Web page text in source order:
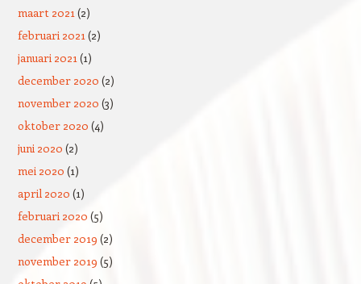
maart 2021(2)
februari 2021(2)
januari 2021(1)
december 2020 (2)
november 2020 (3)
oktober 2020 (4)
juni 2020 (2)
mei 2020 (1)
april 2020 (1)
februari 2020 (5)
december 2019 (2)
november 2019 (5)